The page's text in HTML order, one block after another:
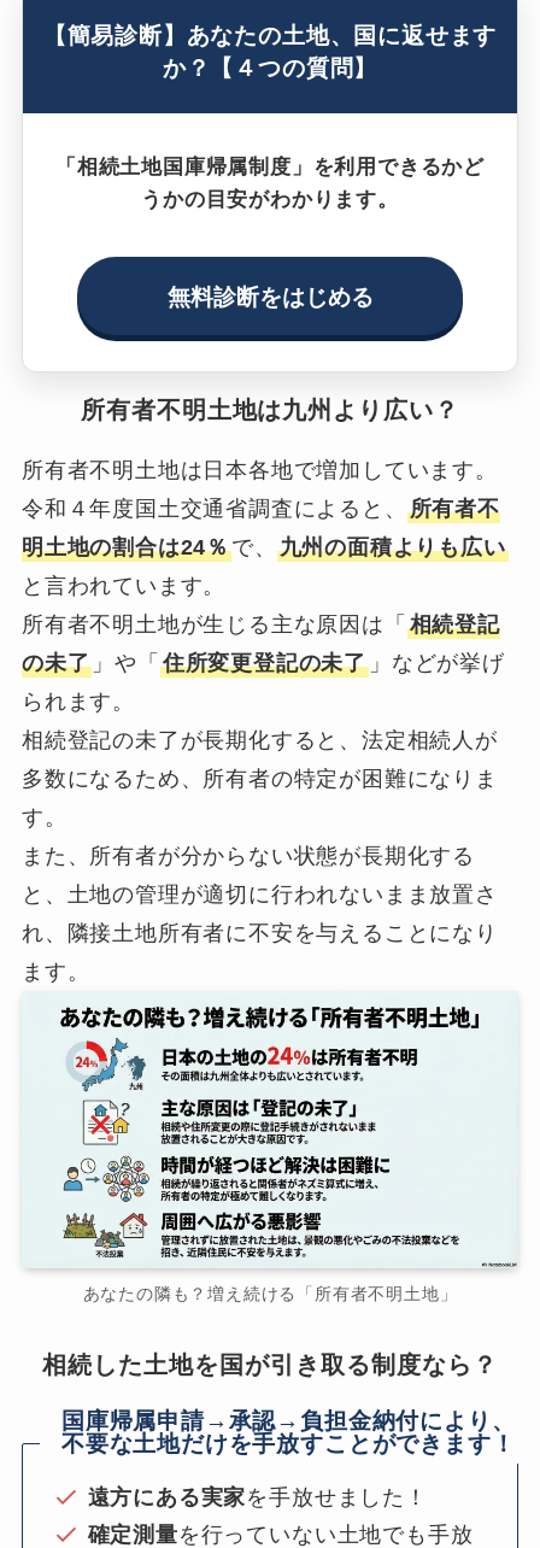
【簡易診断】あなたの土地、国に返せます
か？【４つの質問】
「相続土地国庫帰属制度」を利用できるかど
うかの目安がわかります。
無料診断をはじめる
所有者不明土地は九州より広い？
所有者不明土地は日本各地で増加しています。
令和４年度国土交通省調査によると、 所有者不
明土地の割合は24％で、 九州の面積よりも広い
と言われています。
所有者不明土地が生じる主な原因は「 相続登記
の未了 」や「 住所変更登記の未了 」などが挙げ
られます。
相続登記の未了が長期化すると、法定相続人が
多数になるため、所有者の特定が困難になりま
す。
また、所有者が分からない状態が長期化する
と、土地の管理が適切に行われないまま放置さ
れ、隣接土地所有者に不安を与えることになり
ます。
あなたの隣も？増え続ける「所有者不明土地」
相続した土地を国が引き取る制度なら？
国庫帰属申請→承認→負担金納付により、
不要な土地だけを手放すことができます！
遠方にある実家を手放せました！
確定測量を行っていない土地でも手放